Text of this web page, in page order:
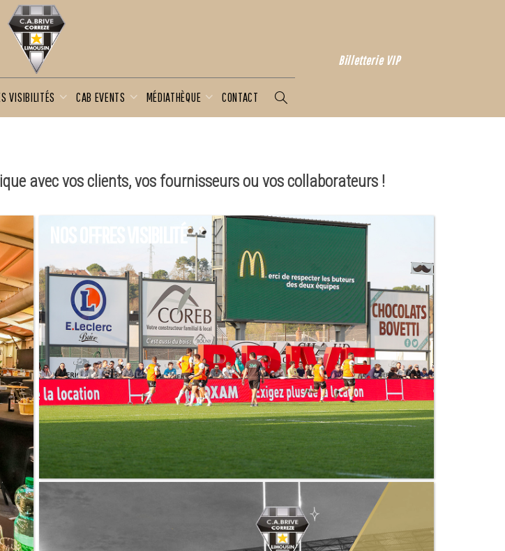
VISIBILITÉS CAB EVENTS MÉDIATHÈQUE CONTACT
Billetterie VIP
avec vos clients, vos fournisseurs ou voscollaborateurs !
NOS OFFRES VISIBILITÉ